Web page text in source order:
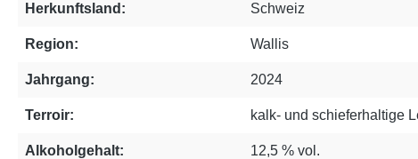
Herkunftsland: Schweiz
Region: Wallis
Jahrgang: 2024
Terroir: kalk- und schieferhaltige
Alkoholgehalt: 12,5 % vol.